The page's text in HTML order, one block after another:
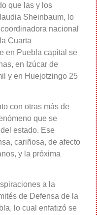
que las y los
Sheinbaum, lo
nacional
Cuarta
en Puebla capital se
en Izúcar de
y en Huejotzingo 25
con otras más de
que se
estado. Ese
cariñosa, de afecto
y la próxima
a la
de Defensa de la
lo cual enfatizó se